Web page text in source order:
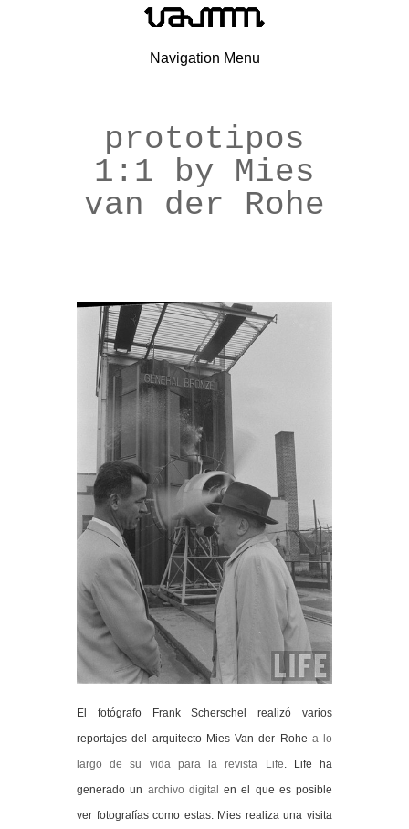
Navigation Menu
prototipos
1:1 by Mies
van der Rohe
El fotógrafo Frank Scherschel realizó varios
reportajes del arquitecto Mies Van der Rohe a lo
largo de su vida para la revista Life . Life ha
generado un archivo digital en el que es posible
ver fotografías como estas. Mies realiza una visita